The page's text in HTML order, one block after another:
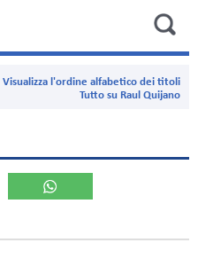
Visualizza l'ordine alfabetico dei titoli
Tutto su Raul Quijano